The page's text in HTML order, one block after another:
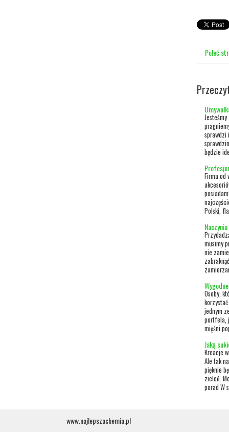
Poleć
sprawdzi
będzie
Firma od
Polski,
musimy
nie
Osoby,
jednym
portfela,
mięśni
Jaką
Kreacje
Ale tak
pięknie
zieleń.
porad W
www.najlepszachemia.pl